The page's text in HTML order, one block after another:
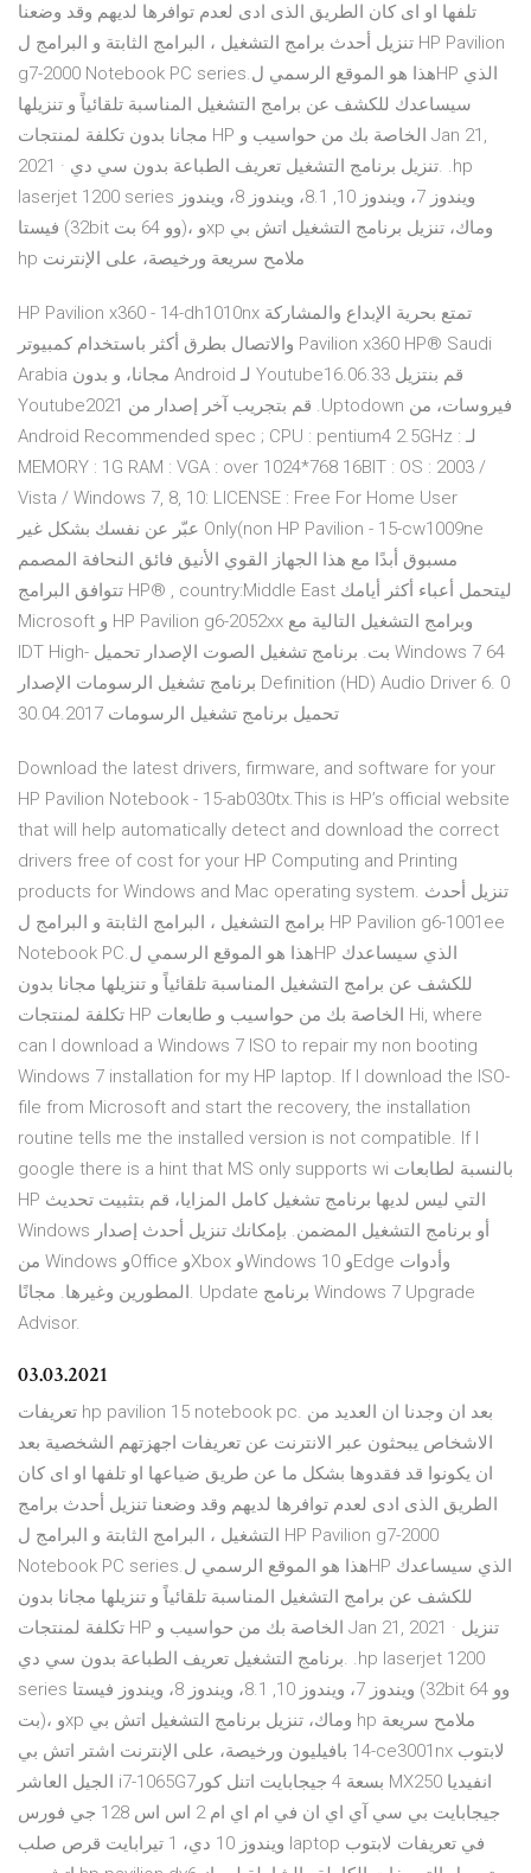
تلفها او اى كان الطريق الذى ادى لعدم توافرها لديهم وقد وضعنا
تنزيل أحدث برامج التشغيل ، البرامج الثابتة و البرامج ل HP Pavilion
g7-2000 Notebook PC series.هذا هو الموقع الرسمي لHP الذي
سيساعدك للكشف عن برامج التشغيل المناسبة تلقائياً و تنزيلها
مجانا بدون تكلفة لمنتجات HP الخاصة بك من حواسيب و Jan 21,
2021 · تنزيل برنامج التشغيل تعريف الطباعة بدون سي دي. .hp
laserjet 1200 series ويندوز 7، ويندوز 10, 8.1، ويندوز 8، ويندوز
فيستا (32bit وو 64 بت)، وxp وماك، تنزيل برنامج التشغيل اتش بي
hp ملامح سريعة ورخيصة، على الإنترنت
HP Pavilion x360 - 14-dh1010nx تمتع بحرية الإبداع والمشاركة
والاتصال بطرق أكثر باستخدام كمبيوتر Pavilion x360‎ HP® Saudi
Arabia ‫قم بنتزيل Youtube16.06.33 لـ Android مجانا، و بدون
فيروسات، من Uptodown. قم بتجريب آخر إصدار من Youtube2021
لـ Android Recommended spec ; CPU : pentium4 2.5GHz :
MEMORY : 1G RAM : VGA : over 1024*768 16BIT : OS : 2003 /
Vista / Windows 7, 8, 10: LICENSE : Free For Home User
Only(non HP Pavilion - 15-cw1009ne عبّر عن نفسك بشكل غير
مسبوق أبدًا مع هذا الجهاز القوي الأنيق فائق النحافة المصمم
ليتحمل أعباء أكثر أيامك HP® , country:Middle East تتوافق البرامج
وبرامج التشغيل التالية مع HP Pavilion g6-2052xx و Microsoft
Windows 7 64 بت. برنامج تشغيل الصوت الإصدار تحميل IDT High-
Definition (HD) Audio Driver 6. 0 برنامج تشغيل الرسومات الإصدار
تحميل برنامج تشغيل الرسومات 30.04.2017
Download the latest drivers, firmware, and software for your
HP Pavilion Notebook - 15-ab030tx.This is HP’s official website
that will help automatically detect and download the correct
drivers free of cost for your HP Computing and Printing
products for Windows and Mac operating system. تنزيل أحدث
برامج التشغيل ، البرامج الثابتة و البرامج ل HP Pavilion g6-1001ee
Notebook PC.هذا هو الموقع الرسمي لHP الذي سيساعدك
للكشف عن برامج التشغيل المناسبة تلقائياً و تنزيلها مجانا بدون
تكلفة لمنتجات HP الخاصة بك من حواسيب و طابعات Hi, where
can I download a Windows 7 ISO to repair my non booting
Windows 7 installation for my HP laptop. If I download the ISO-
file from Microsoft and start the recovery, the installation
routine tells me the installed version is not compatible. If I
google there is a hint that MS only supports wi بالنسبة لطابعات
HP التي ليس لديها برنامج تشغيل كامل المزايا، قم بتثبيت تحديث
Windows أو برنامج التشغيل المضمن. بإمكانك تنزيل أحدث إصدار
من Windows وOffice وXbox وWindows 10 وEdge وأدوات
المطورين وغيرها. مجانًا. Update برنامج Windows 7 Upgrade
Advisor.
03.03.2021
تعريفات hp pavilion 15 notebook pc. بعد ان وجدنا ان العديد من
الاشخاص يبحثون عبر الانترنت عن تعريفات اجهزتهم الشخصية بعد
ان يكونوا قد فقدوها بشكل ما عن طريق ضياعها او تلفها او اى كان
الطريق الذى ادى لعدم توافرها لديهم وقد وضعنا تنزيل أحدث برامج
التشغيل ، البرامج الثابتة و البرامج ل HP Pavilion g7-2000
Notebook PC series.هذا هو الموقع الرسمي لHP الذي سيساعدك
للكشف عن برامج التشغيل المناسبة تلقائياً و تنزيلها مجانا بدون
تكلفة لمنتجات HP الخاصة بك من حواسيب و Jan 21, 2021 · تنزيل
برنامج التشغيل تعريف الطباعة بدون سي دي. .hp laserjet 1200
series ويندوز 7، ويندوز 10, 8.1، ويندوز 8، ويندوز فيستا (32bit وو 64
بت)، وxp وماك، تنزيل برنامج التشغيل اتش بي hp ملامح سريعة
ورخيصة، على الإنترنت اشتر اتش بي ‎بافيليون ‎14‎‎-‎ce3001‎nx‎ ‎لابتوب‎
جي فورس‎ ‎128 جيجابايت بي سي آي اي ان في ام اي ام 2 اس اس
دي، 1 تيرابايت قرص صلب‎ ‎ويندوز 10‎ laptop في تعريفات لابتوب